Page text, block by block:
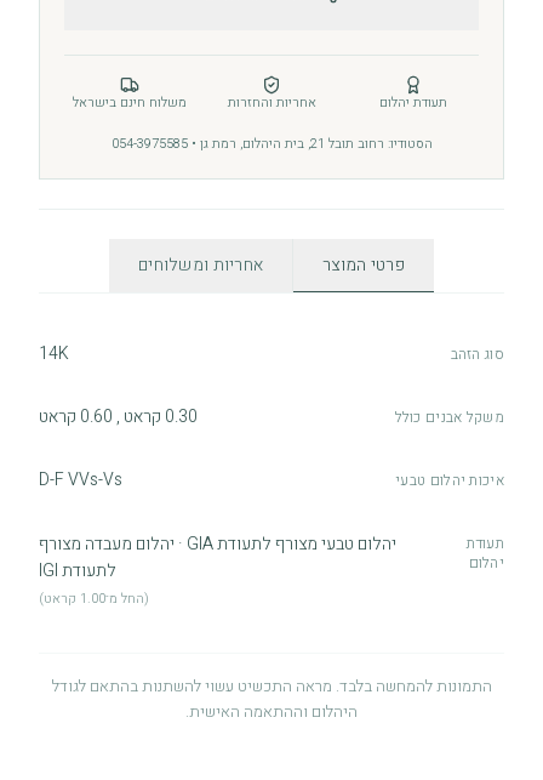
תעודת יהלום אחריות והחזרות
משלוח חינם בישראל
הסטודיו: רחוב תובל 21, בית היהלום, רמת גן • 054-3975585
פרטי המוצר אחריות ומשלוחים
סוג הזהב 14K
משקל אבנים כולל 0.30 קראט , 0.60 קראט
איכות יהלום טבעי D-F VVs-Vs
תעודת
יהלום
יהלום טבעי מצורף לתעודת GIA · יהלום מעבדה מצורף
לתעודת IGI
(החל מ־1.00 קראט)
התמונות להמחשה בלבד. מראה התכשיט עשוי להשתנות בהתאם לגודל
היהלום וההתאמה האישית.